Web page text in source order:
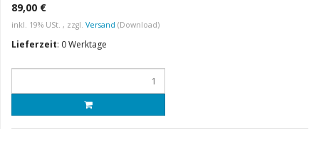
89,00 €
inkl. 19% USt. , zzgl. Versand (Download)
Lieferzeit: 0 Werktage